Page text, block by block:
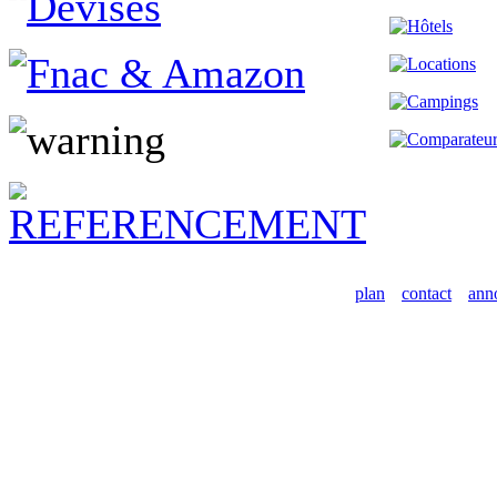
plan contact